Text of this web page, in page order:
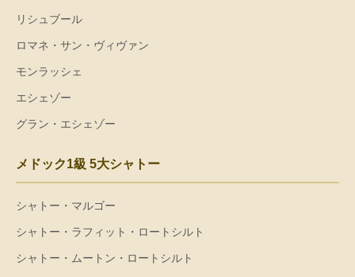
リシュブール
ロマネ・サン・ヴィヴァン
モンラッシェ
エシェゾー
グラン・エシェゾー
メドック1級 5大シャトー
シャトー・マルゴー
シャトー・ラフィット・ロートシルト
シャトー・ムートン・ロートシルト